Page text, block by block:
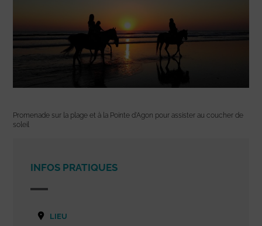
Promenade sur la plage et à la Pointe d’Agon pour assister au coucher de
soleil
INFOS PRATIQUES
LIEU